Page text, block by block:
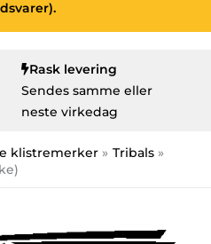
Rask levering
Sendes samme eller
neste virkedag
klistremerker
Tribals